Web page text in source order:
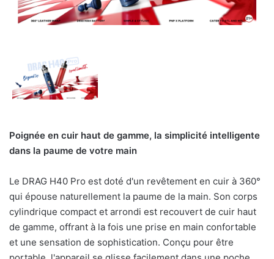
Poignée en cuir haut de gamme, la simplicité intelligente
dans la paume de votre main
Le DRAG H40 Pro est doté d'un revêtement en cuir à 360°
qui épouse naturellement la paume de la main. Son corps
cylindrique compact et arrondi est recouvert de cuir haut
de gamme, offrant à la fois une prise en main confortable
et une sensation de sophistication. Conçu pour être